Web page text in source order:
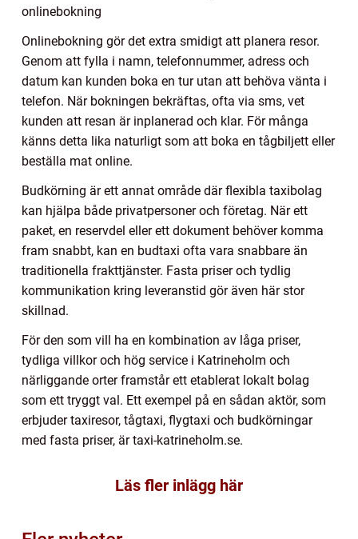
onlinebokning
Onlinebokning gör det extra smidigt att planera resor.
Genom att fylla i namn, telefonnummer, adress och
datum kan kunden boka en tur utan att behöva vänta i
telefon. När bokningen bekräftas, ofta via sms, vet
kunden att resan är inplanerad och klar. För många
känns detta lika naturligt som att boka en tågbiljett eller
beställa mat online.
Budkörning är ett annat område där flexibla taxibolag
kan hjälpa både privatpersoner och företag. När ett
paket, en reservdel eller ett dokument behöver komma
fram snabbt, kan en budtaxi ofta vara snabbare än
traditionella frakttjänster. Fasta priser och tydlig
kommunikation kring leveranstid gör även här stor
skillnad.
För den som vill ha en kombination av låga priser,
tydliga villkor och hög service i Katrineholm och
närliggande orter framstår ett etablerat lokalt bolag
som ett tryggt val. Ett exempel på en sådan aktör, som
erbjuder taxiresor, tågtaxi, flygtaxi och budkörningar
med fasta priser, är taxi-katrineholm.se.
Läs fler inlägg här